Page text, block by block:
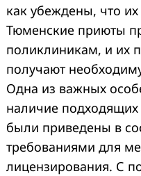
как убеждены, что их
Тюменские приюты
поликлиникам, и их
получают
Одна из важных
наличие
были приведены в
требованиями для
лицензирования. С